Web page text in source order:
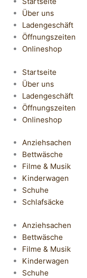
Über uns
Ladengeschäft
Öffnungszeiten
Onlineshop
Startseite
Über uns
Ladengeschäft
Öffnungszeiten
Onlineshop
Anziehsachen
Bettwäsche
Filme & Musik
Kinderwagen
Schuhe
Schlafsäcke
Anziehsachen
Bettwäsche
Filme & Musik
Kinderwagen
Schuhe